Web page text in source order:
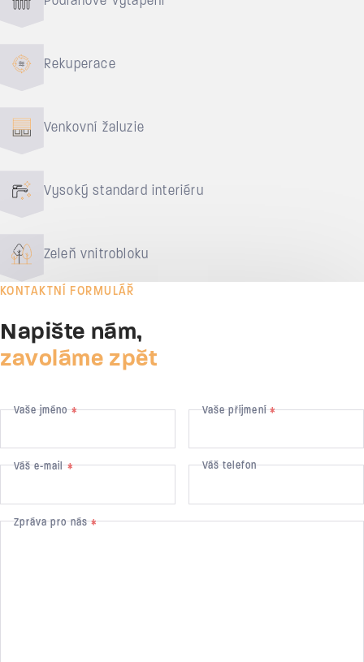
Rekuperace
Venkovní žaluzie
Vysoký standard interiéru
Zeleň vnitrobloku
KONTAKTNÍ FORMULÁŘ
Napište nám,
zavoláme zpět
Vaše jméno* Vaše příjmení*
Váš e-mail* Váš telefon
Zpráva pro nás*